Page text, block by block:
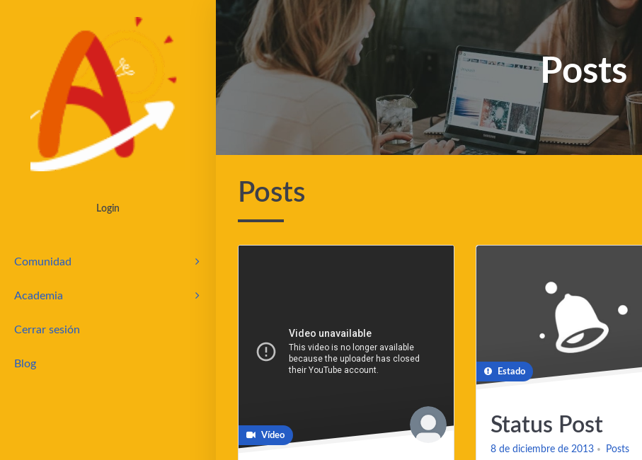
Login
Comunidad
Academia
Cerrar sesión
Blog
Posts
Posts
Vídeo
Estado
Status Post
8 de diciembre de 2013
Posts